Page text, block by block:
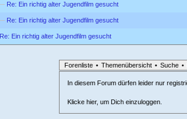
Re: Ein richtig alter Jugendfilm gesucht
Re: Ein richtig alter Jugendfilm gesucht
Re: Ein richtig alter Jugendfilm gesucht
Forenliste • Themenübersicht • Suche •
In diesem Forum dürfen leider nur
Klicke hier, um Dich einzuloggen.